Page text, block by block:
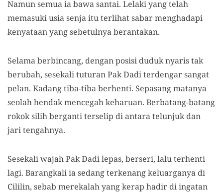
Namun semua ia bawa santai. Lelaki yang telah
memasuki usia senja itu terlihat sabar menghadapi
kenyataan yang sebetulnya berantakan.
Selama berbincang, dengan posisi duduk nyaris tak
berubah, sesekali tuturan Pak Dadi terdengar sangat
pelan. Kadang tiba-tiba berhenti. Sepasang matanya
seolah hendak mencegah keharuan. Berbatang-batang
rokok silih berganti terselip di antara telunjuk dan
jari tengahnya.
Sesekali wajah Pak Dadi lepas, berseri, lalu terhenti
lagi. Barangkali ia sedang terkenang keluarganya di
Cililin, sebab merekalah yang kerap hadir di ingatan